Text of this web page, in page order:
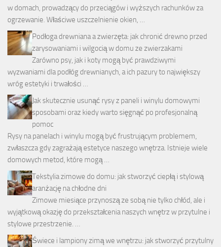
w domach, prowadzący do przeciągów i wyższych rachunków za
ogrzewanie. Właściwe uszczelnienie okien, …
Podłoga drewniana a zwierzęta: jak chronić drewno przed
zarysowaniami i wilgocią w domu ze zwierzakami
Zarówno psy, jak i koty mogą być prawdziwymi
wyzwaniami dla podłóg drewnianych, a ich pazury to największy
wróg estetyki i trwałości …
Jak skutecznie usunąć rysy z paneli i winylu domowymi
sposobami oraz kiedy warto sięgnąć po profesjonalną
pomoc
Rysy na panelach i winylu mogą być frustrującym problemem,
zwłaszcza gdy zagrażają estetyce naszego wnętrza. Istnieje wiele
domowych metod, które mogą …
Tekstylia zimowe do domu: jak stworzyć ciepłą i stylową
aranżację na chłodne dni
Zimowe miesiące przynoszą ze sobą nie tylko chłód, ale i
wyjątkową okazję do przekształcenia naszych wnętrz w przytulne i
stylowe przestrzenie. …
Świece i lampiony zimą we wnętrzu: jak stworzyć przytulny